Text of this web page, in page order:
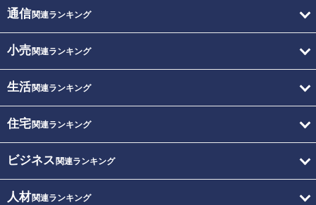
通信関連ランキング
小売関連ランキング
生活関連ランキング
住宅関連ランキング
ビジネス 関連ランキング
人材関連ランキング